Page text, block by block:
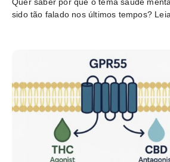
sido tão falado nos últimos tempos?